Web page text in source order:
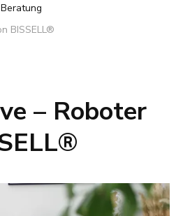
Beratung
BISSELL®
– Roboter